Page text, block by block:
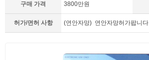
구매 가격 3800만원
허가/면허 사항 (연안자망) 연안자망허가팝니다